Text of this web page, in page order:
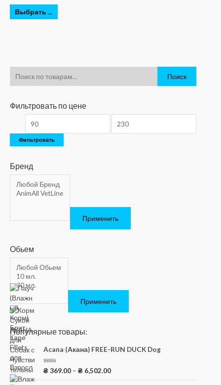
Поиск
Фильтровать по цене
Фильтровать
Бренд
Применить
Обьем
Применить
Популярные товары:
Acana (Акана) FREE-RUN DUCK Dog
О
₴ 369.00 –₴ 6,502.00
Выбрать ...